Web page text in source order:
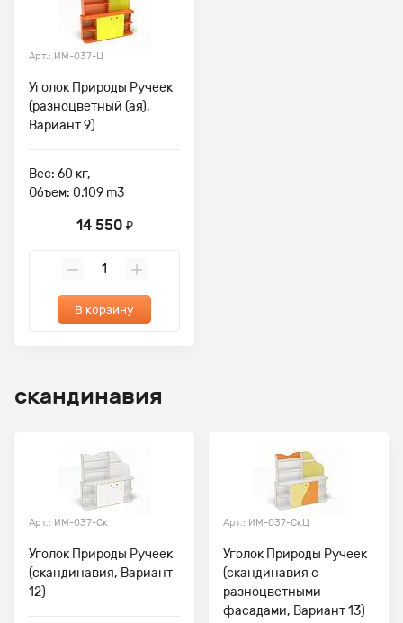
Арт.: ИМ-037-Ц
Уголок Природы Ручеек
(разноцветный (ая),
Вариант 9)
Вес: 60 кг,
Объем: 0.109 m3
14 550 ₽
В корзину
скандинавия
Арт.: ИМ-037-Ск
Уголок Природы Ручеек
(скандинавия, Вариант
12)
Арт.: ИМ-037-СкЦ
Уголок Природы Ручеек
(скандинавия с
разноцветными
фасадами, Вариант 13)